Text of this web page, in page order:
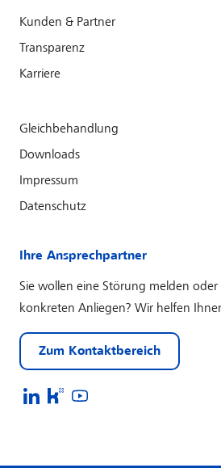
Kunden & Partner
Transparenz
Karriere
Gleichbehandlung
Downloads
Impressum
Datenschutz
Ihre Ansprechpartner
Sie wollen eine Störung melden oder
konkreten Anliegen? Wir helfen
Zum Kontaktbereich